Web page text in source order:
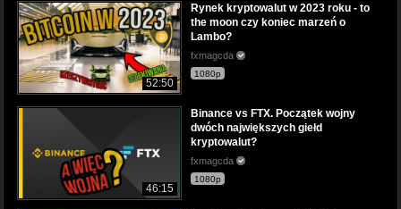
52:50
Rynek kryptowalut w 2023 roku - to
the moon czy koniec marzeń o
Lambo?
fxmagcda
1080p
46:15
Binance vs FTX. Początek wojny
dwóch największych giełd
kryptowalut?
fxmagcda
1080p